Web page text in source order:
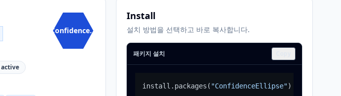
Confidence...
active
Install
설치 방법을 선택하고 바로 복사합니다.
패키지 설치
install.packages ( "ConfidenceEllipse")